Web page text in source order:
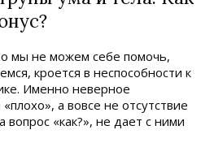
мы не можем себе помочь,
кроется в неспособности к
Именно неверное
а вовсе не отсутствие
вопрос «как?», не дает с ними